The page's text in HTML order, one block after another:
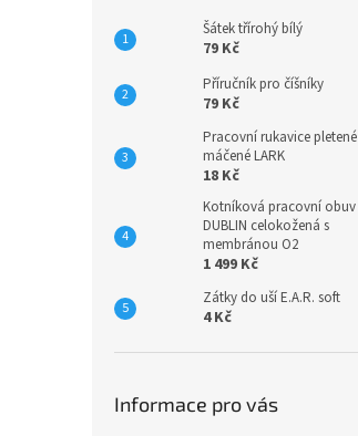
Šátek třírohý bílý
79 Kč
Příručník pro číšníky
79 Kč
Pracovní rukavice pletené
máčené LARK
18 Kč
Kotníková pracovní obuv
DUBLIN celokožená s
membránou O2
1 499 Kč
Zátky do uší E.A.R. soft
4 Kč
Informace pro vás